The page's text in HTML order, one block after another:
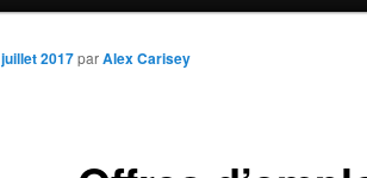
2017parAlex Carisey